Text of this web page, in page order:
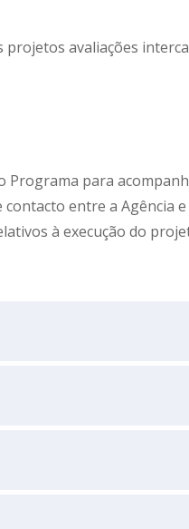
avaliações
Programa para
entre a Agência e
à execução do